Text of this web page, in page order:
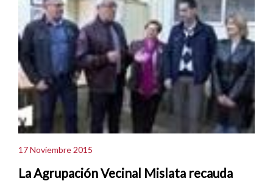
17 Noviembre 2015
La Agrupación Vecinal Mislata recauda